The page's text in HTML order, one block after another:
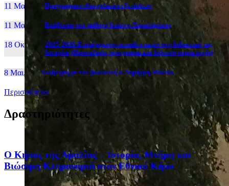
11 Μαι, 26 Πρόγραμμα ενδοσχολικών εξετάσεων
11 Μαι, 26 Βράβευση του μαθητή Ιωάννη Χαραλάμπους
18 Οκτ, 25
2025-2026:Επιμόρφωση εκπαιδευτικών στη διδακτική της
Ιστορίας (Πρόσκληση, πρόγραμμα και δήλωση συμμετοχής)
8 Μαι, 26 Συζήτηση με τον βουλευτή κ. Δημήτρη Μάντζο
Περισσότερα
Δραστηριότητες
Ο Κήπος της Αμαλίας – Ιστορία, Μνήμη και
Βιώσιμη Κληρονομιά στον Εθνικό Κήπο